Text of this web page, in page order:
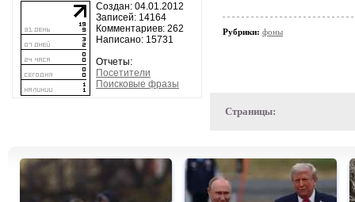
Создан: 04.01.2012
Записей: 14164
Комментариев: 262
Написано: 15731
Отчеты:
Посетители
Поисковые фразы
Рубрики: фоны
Страницы: